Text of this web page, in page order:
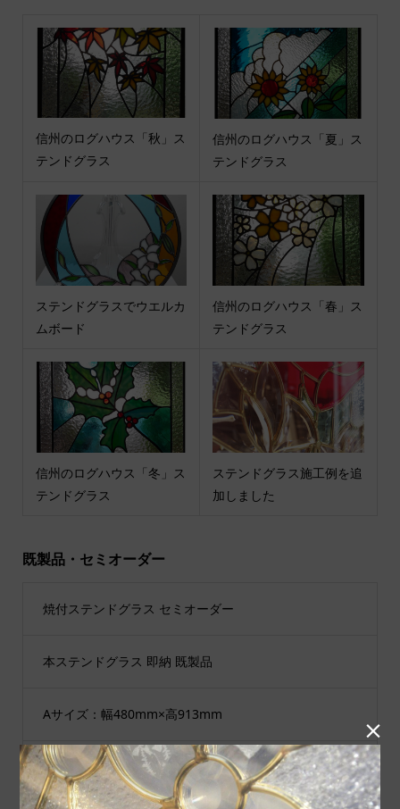
信州のログハウス「秋」ス
テンドグラス
信州のログハウス「夏」ス
テンドグラス
ステンドグラスでウエルカ
ムボード
信州のログハウス「春」ス
テンドグラス
信州のログハウス「冬」ス
テンドグラス
ステンドグラス施工例を追
加しました
既製品・セミオーダー
焼付ステンドグラス セミオーダー
本ステンドグラス 即納 既製品
Aサイズ：幅480mm×高913mm
Bサイズ：幅480mm×高1625mm
